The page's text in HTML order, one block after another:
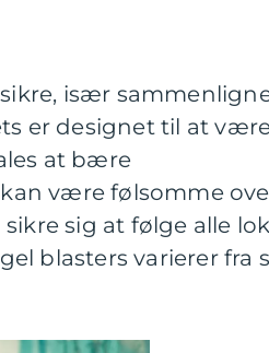
især
er designet til at
at bære
være følsomme
sig at følge alle
blasters varierer fra